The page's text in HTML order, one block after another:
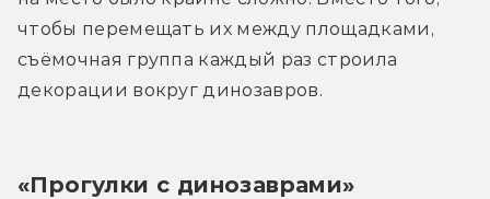
чтобы перемещать их между площадками,
съёмочная группа каждый раз строила
декорации вокруг динозавров.
«Прогулки с динозаврами»